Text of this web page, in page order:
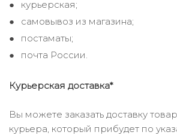
курьерская;
самовывоз из магазина;
постаматы;
почта России.
Курьерская доставка*
Вы можете заказать доставку
курьера, который прибудет по